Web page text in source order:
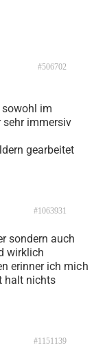
#506702
im
immersiv
gearbeitet
#1063931
sondern auch
wirklich
erinner ich mich
halt nichts
#1151139